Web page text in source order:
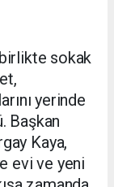
sokak
yerinde
Başkan
Kaya,
evi ve yeni